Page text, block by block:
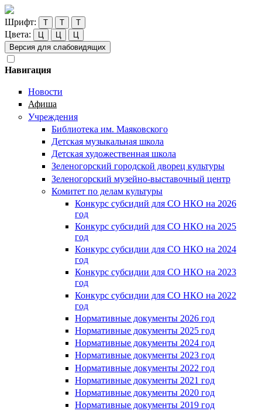
Шрифт: Т Т Т
Цвета: Ц Ц
Ц
Версия для слабовидящих
Навигация
Новости
Афиша
Учреждения
Библиотека им. Маяковского
Детская музыкальная школа
Детская художественная школа
Зеленогорский городской дворец культуры
Зеленогорский музейно-выставочный центр
Комитет по делам культуры
Конкурс субсидий для СО НКО на 2026
год
Конкурс субсидий для СО НКО на 2025
год
Конкурс субсидии для СО НКО на 2024
год
Конкурс субсидии для СО НКО на 2023
год
Конкурс субсидии для СО НКО на 2022
год
Нормативные документы 2026 год
Нормативные документы 2025 год
Нормативные документы 2024 год
Нормативные документы 2023 год
Нормативные документы 2022 год
Нормативные документы 2021 год
Нормативные документы 2020 год
Нормативные документы 2019 год